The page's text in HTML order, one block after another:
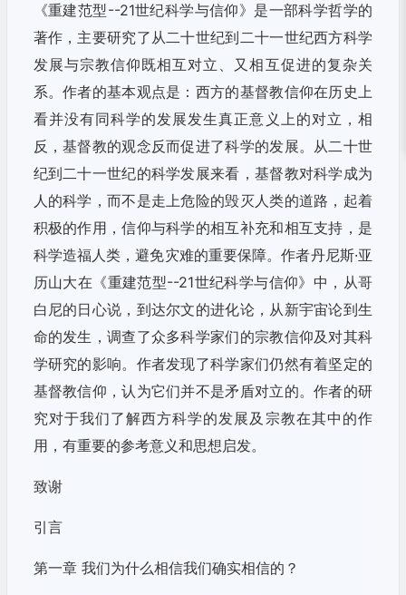
《重建范型--21世纪科学与信仰》是一部科学哲学的
著作，主要研究了从二十世纪到二十一世纪西方科学
发展与宗教信仰既相互对立、又相互促进的复杂关
系。作者的基本观点是：西方的基督教信仰在历史上
看并没有同科学的发展发生真正意义上的对立，相
反，基督教的观念反而促进了科学的发展。从二十世
纪到二十一世纪的科学发展来看，基督教对科学成为
人的科学，而不是走上危险的毁灭人类的道路，起着
积极的作用，信仰与科学的相互补充和相互支持，是
科学造福人类，避免灾难的重要保障。作者丹尼斯·亚
历山大在《重建范型--21世纪科学与信仰》中，从哥
白尼的日心说，到达尔文的进化论，从新宇宙论到生
命的发生，调查了众多科学家们的宗教信仰及对其科
学研究的影响。作者发现了科学家们仍然有着坚定的
基督教信仰，认为它们并不是矛盾对立的。作者的研
究对于我们了解西方科学的发展及宗教在其中的作
用，有重要的参考意义和思想启发。
致谢
引言
第一章 我们为什么相信我们确实相信的？